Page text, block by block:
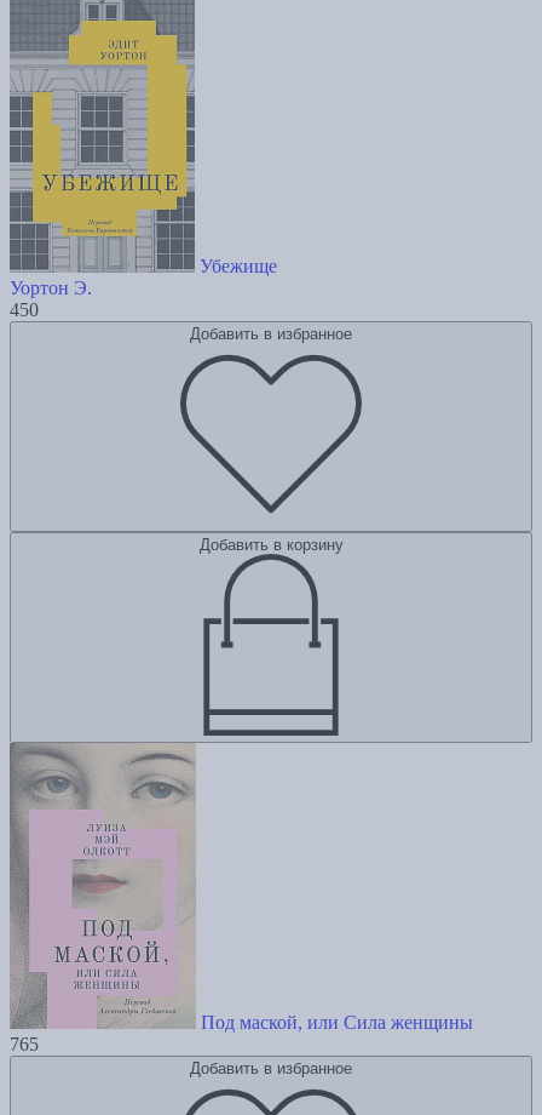
Убежище
Уортон Э.
450
Добавить в избранное
Добавить в корзину
Под маской, или Сила женщины
765
Добавить в избранное